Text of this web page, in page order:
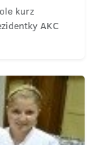
kurz
AKC